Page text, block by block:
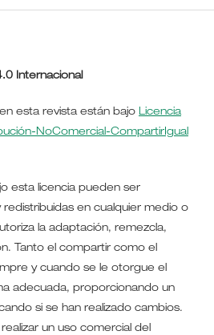
Internacional
esta revista están bajo Licencia
NoComercial-CompartirIgual
esta licencia pueden ser
en cualquier medio o
la adaptación, remezcla,
Tanto el compartir como el
y cuando se le otorgue el
adecuada, proporcionando un
si se han realizado cambios.
un uso comercial del